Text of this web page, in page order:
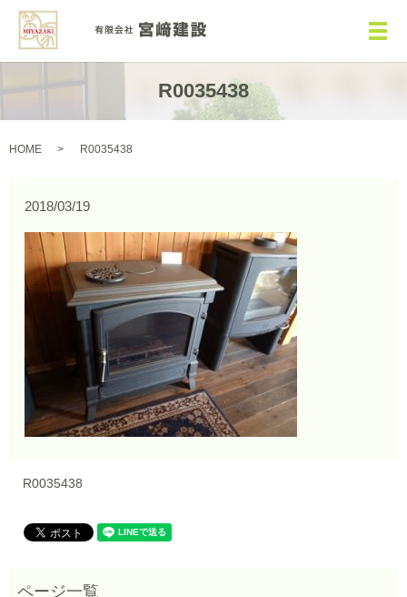
メ
R0035438
HOME R0035438
2018/03/19
R0035438